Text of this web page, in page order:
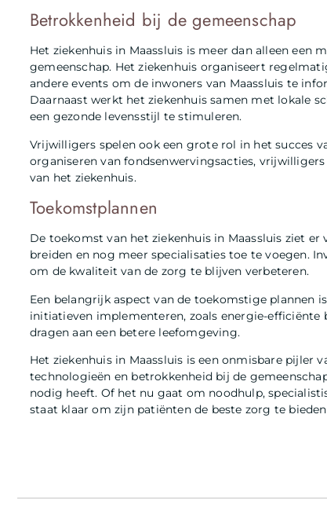
Betrokkenheid bij de gemeenschap
Het ziekenhuis in Maassluis is meer dan alleen een
gemeenschap. Het ziekenhuis organiseert
andere events om de inwoners van Maassluis te
Daarnaast werkt het ziekenhuis samen met lokale
een gezonde levensstijl te stimuleren.
Vrijwilligers spelen ook een grote rol in het succes
organiseren van fondsenwervingsacties,
van het ziekenhuis.
Toekomstplannen
De toekomst van het ziekenhuis in Maassluis ziet
breiden en nog meer specialisaties toe te voegen.
om de kwaliteit van de zorg te blijven verbeteren.
Een belangrijk aspect van de toekomstige plannen
initiatieven implementeren, zoals energie-
dragen aan een betere leefomgeving.
Het ziekenhuis in Maassluis is een onmisbare pijler
technologieën en betrokkenheid bij de
nodig heeft. Of het nu gaat om noodhulp,
staat klaar om zijn patiënten de beste zorg te